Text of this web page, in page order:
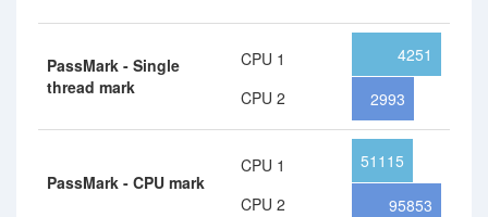
PassMark - Single
thread mark
CPU 1
CPU 2
4251
2993
PassMark - CPU mark
CPU 1
CPU 2
51115
95853